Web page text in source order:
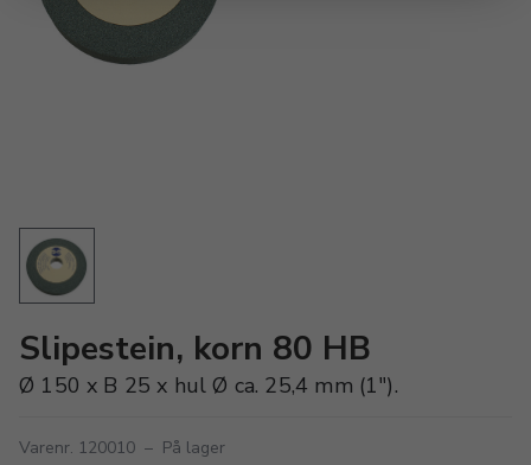
Slipestein, korn 80 HB
Ø 150 x B 25 x hul Ø ca. 25,4 mm (1").
Varenr. 120010 – På lager